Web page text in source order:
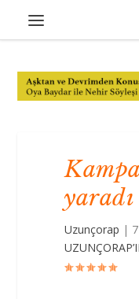
yaradı
Uzunçorap |